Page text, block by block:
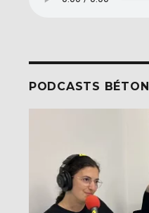
PODCASTS BÉTON